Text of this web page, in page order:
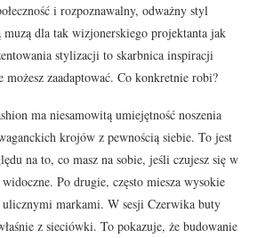
i rozpoznawalny, odważny styl
muzą dla tak wizjonerskiego projektanta jak
stylizacji to skarbnica inspiracji
zaadaptować. Co konkretnie robi?
ma niesamowitą umiejętność noszenia
krojów z pewnością siebie. To jest
na to, co masz na sobie, jeśli czujesz się w
Po drugie, często miesza wysokie
ulicznymi markami. W sesji Czerwika buty
z sieciówki. To pokazuje, że budowanie